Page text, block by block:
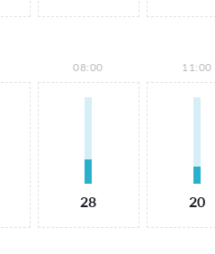
08:00
28
11:00
20